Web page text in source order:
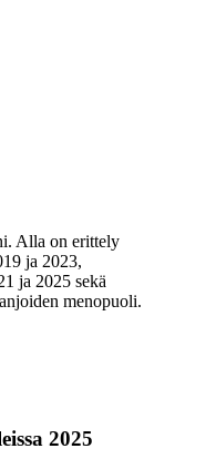
Alla on erittely
ja 2023,
ja 2025 sekä
menopuoli.
2025